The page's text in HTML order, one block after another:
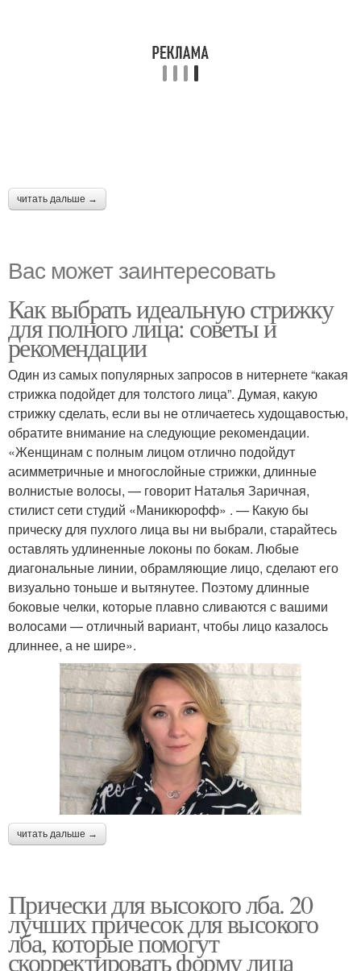
читать дальше →
Вас может заинтересовать
Как выбрать идеальную стрижку
для полного лица: советы и
рекомендации
Один из самых популярных запросов в нитернете “какая
стрижка подойдет для толстого лица”. Думая, какую
стрижку сделать, если вы не отличаетесь худощавостью,
обратите внимание на следующие рекомендации.
«Женщинам с полным лицом отлично подойдут
асимметричные и многослойные стрижки, длинные
волнистые волосы, — говорит Наталья Заричная,
стилист сети студий «Маникюрофф» . — Какую бы
прическу для пухлого лица вы ни выбрали, старайтесь
оставлять удлиненные локоны по бокам. Любые
диагональные линии, обрамляющие лицо, сделают его
визуально тоньше и вытянутее. Поэтому длинные
боковые челки, которые плавно сливаются с вашими
волосами — отличный вариант, чтобы лицо казалось
длиннее, а не шире».
читать дальше →
Прически для высокого лба. 20
лучших причесок для высокого
лба, которые помогут
скорректировать форму лица